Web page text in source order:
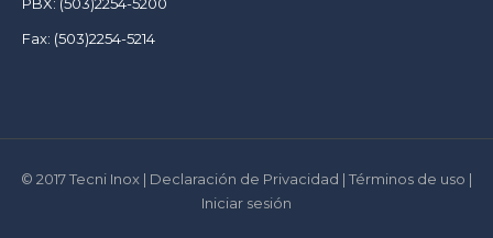
Fax: (503)2254-5214
© 2017 Tecni Inox | Declaración de Privacidad | Términos de uso |
Iniciar sesión